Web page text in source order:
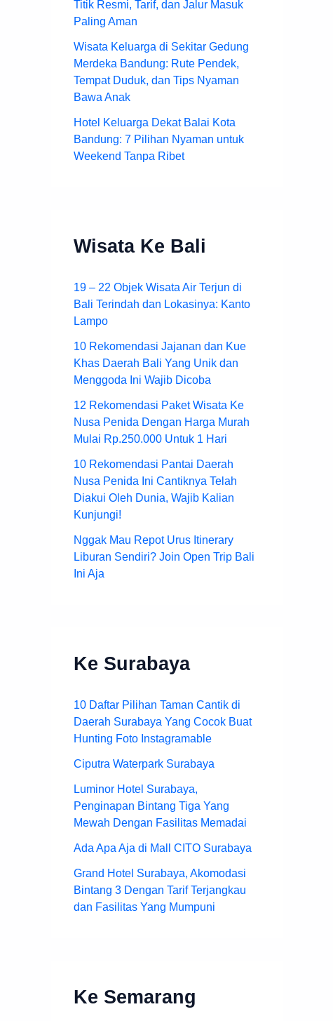
Titik Resmi, Tarif, dan Jalur Masuk
Paling Aman
Wisata Keluarga di Sekitar Gedung
Merdeka Bandung: Rute Pendek,
Tempat Duduk, dan Tips Nyaman
Bawa Anak
Hotel Keluarga Dekat Balai Kota
Bandung: 7 Pilihan Nyaman untuk
Weekend Tanpa Ribet
Wisata Ke Bali
19 – 22 Objek Wisata Air Terjun di
Bali Terindah dan Lokasinya: Kanto
Lampo
10 Rekomendasi Jajanan dan Kue
Khas Daerah Bali Yang Unik dan
Menggoda Ini Wajib Dicoba
12 Rekomendasi Paket Wisata Ke
Nusa Penida Dengan Harga Murah
Mulai Rp.250.000 Untuk 1 Hari
10 Rekomendasi Pantai Daerah
Nusa Penida Ini Cantiknya Telah
Diakui Oleh Dunia, Wajib Kalian
Kunjungi!
Nggak Mau Repot Urus Itinerary
Liburan Sendiri? Join Open Trip Bali
Ini Aja
Ke Surabaya
10 Daftar Pilihan Taman Cantik di
Daerah Surabaya Yang Cocok Buat
Hunting Foto Instagramable
Ciputra Waterpark Surabaya
Luminor Hotel Surabaya,
Penginapan Bintang Tiga Yang
Mewah Dengan Fasilitas Memadai
Ada Apa Aja di Mall CITO Surabaya
Grand Hotel Surabaya, Akomodasi
Bintang 3 Dengan Tarif Terjangkau
dan Fasilitas Yang Mumpuni
Ke Semarang